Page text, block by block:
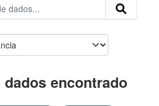
encontrado